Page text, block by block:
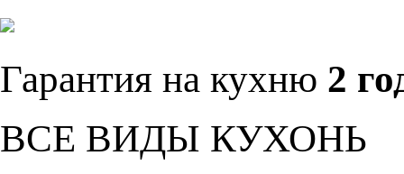
Гарантия на кухню 2
ВСЕ ВИДЫ КУХОНЬ